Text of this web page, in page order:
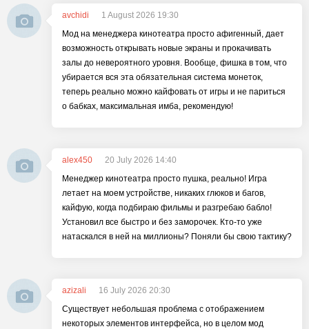
avchidi
1 August 2026 19:30
Мод на менеджера кинотеатра просто афигенный, дает
возможность открывать новые экраны и прокачивать
залы до невероятного уровня. Вообще, фишка в том, что
убирается вся эта обязательная система монеток,
теперь реально можно кайфовать от игры и не париться
о бабках, максимальная имба, рекомендую!
alex450
20 July 2026 14:40
Менеджер кинотеатра просто пушка, реально! Игра
летает на моем устройстве, никаких глюков и багов,
кайфую, когда подбираю фильмы и разгребаю бабло!
Установил все быстро и без заморочек. Кто-то уже
натаскался в ней на миллионы? Поняли бы свою тактику?
azizali
16 July 2026 20:30
Существует небольшая проблема с отображением
некоторых элементов интерфейса, но в целом мод